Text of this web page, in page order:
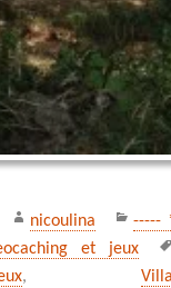
Auteur
nicoulina
-----
et jeux
,